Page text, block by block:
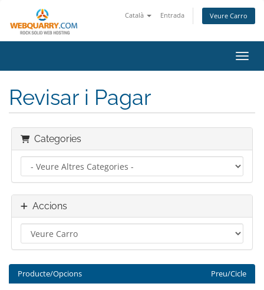
Català Entrada Veure Carro
Revisar i Pagar
Categories
Accions
Producte/Opcions Preu/Cicle